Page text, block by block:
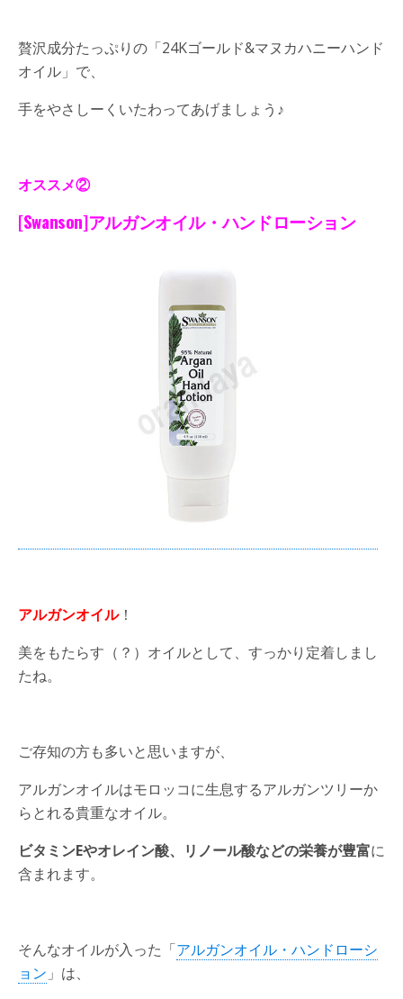
贅沢成分たっぷりの「24Kゴールド&マヌカハニーハンド
オイル」で、
手をやさしーくいたわってあげましょう♪
オススメ②
[Swanson]アルガンオイル・ハンドローション
アルガンオイル！
美をもたらす（？）オイルとして、すっかり定着しまし
たね。
ご存知の方も多いと思いますが、
アルガンオイルはモロッコに生息するアルガンツリーか
らとれる貴重なオイル。
ビタミンEやオレイン酸、リノール酸などの栄養が豊富に
含まれます。
そんなオイルが入った「アルガンオイル・ハンドローシ
ョン 」は、